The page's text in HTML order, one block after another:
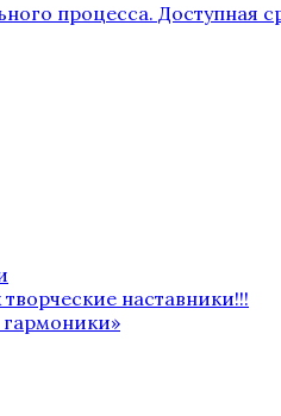
процесса. Доступная
наставники!!!
гармоники»